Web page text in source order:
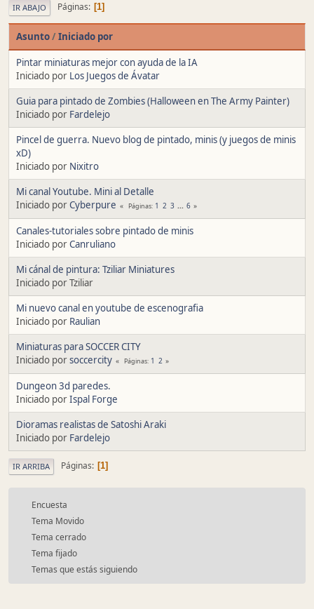
IR ABAJO Páginas 1
Asunto/Iniciado por
Pintar miniaturas mejor con ayuda de la IA
Iniciado por Los Juegos de Ávatar
Guia para pintado de Zombies (Halloween en The Army Painter)
Iniciado por Fardelejo
Pincel de guerra. Nuevo blog de pintado, minis (y juegos de minis
xD)
Iniciado por Nixitro
Mi canal Youtube. Mini al Detalle
Iniciado porCyberpure Páginas 1 2 3 ... 6
Canales-tutoriales sobre pintado de minis
Iniciado porCanruliano
Mi cánal de pintura: Tziliar Miniatures
Iniciado por Tziliar
Mi nuevo canal en youtube de escenografia
Iniciado por Raulian
Miniaturas para SOCCER CITY
Iniciado porsoccercity Páginas 1 2
Dungeon 3d paredes.
Iniciado porIspal Forge
Dioramas realistas de Satoshi Araki
Iniciado por Fardelejo
IR ARRIBA Páginas 1
Encuesta
Tema Movido
Tema cerrado
Tema fijado
Temas que estás siguiendo